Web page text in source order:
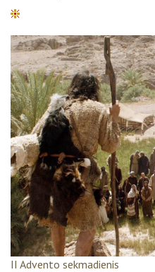
II Advento sekmadienis